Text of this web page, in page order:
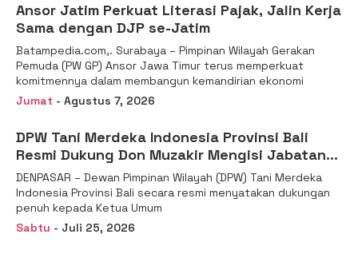
Ansor Jatim Perkuat Literasi Pajak, Jalin Kerja
Sama dengan DJP se-Jatim
Batampedia.com,. Surabaya – Pimpinan Wilayah Gerakan
Pemuda (PW GP) Ansor Jawa Timur terus memperkuat
komitmennya dalam membangun kemandirian ekonomi
Jumat - Agustus 7, 2026
DPW Tani Merdeka Indonesia Provinsi Bali
Resmi Dukung Don Muzakir Mengisi Jabatan
Wakil Menteri Pertanian RI
DENPASAR – Dewan Pimpinan Wilayah (DPW) Tani Merdeka
Indonesia Provinsi Bali secara resmi menyatakan dukungan
penuh kepada Ketua Umum
Sabtu - Juli 25, 2026